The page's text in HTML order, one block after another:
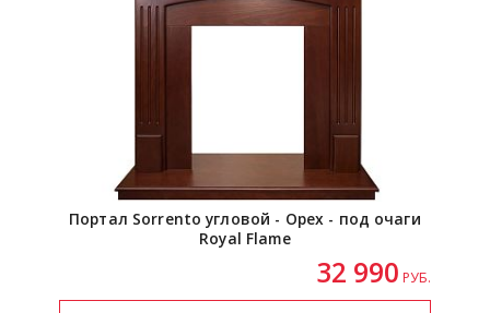
Портал Sorrento угловой - Орех - под очаги
Royal Flame
32 990 РУБ.